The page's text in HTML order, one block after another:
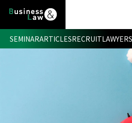
SEMINARARTICLESRECRUIT